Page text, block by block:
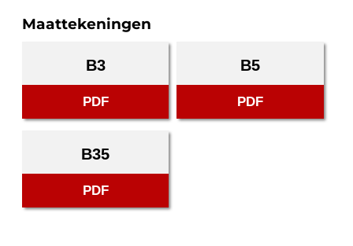
Maattekeningen
B3
PDF
B5
PDF
B35
PDF